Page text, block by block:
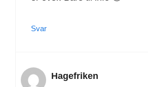
Svar
Hagefriken